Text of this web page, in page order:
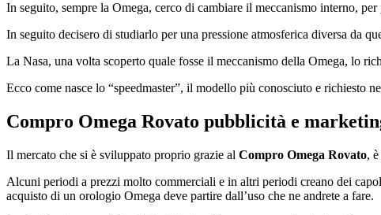
In seguito, sempre la Omega, cerco di cambiare il meccanismo interno,
In seguito decisero di studiarlo per una pressione atmosferica diversa da
La Nasa, una volta scoperto quale fosse il meccanismo della Omega, lo
Ecco come nasce lo “speedmaster”, il modello più conosciuto e richiesto
Compro Omega Rovato pubblicità e
Il mercato che si è sviluppato proprio grazie al Compro Omega Rovato,
Alcuni periodi a prezzi molto commerciali e in altri periodi creano dei
acquisto di un orologio Omega deve partire dall’uso che ne andrete a fare.